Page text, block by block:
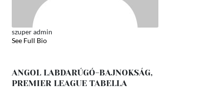
szuper admin
See Full Bio
ANGOL LABDARÚGÓ-BAJNOKSÁG,
PREMIER LEAGUE TABELLA